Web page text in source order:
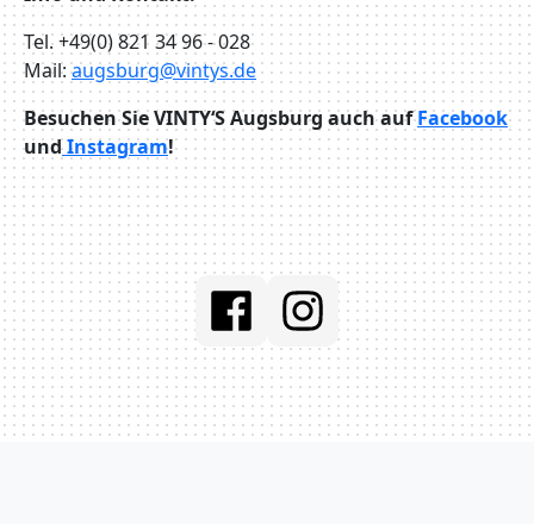
Tel. +49(0) 821 34 96 - 028
Mail:augsburg@vintys.de
Besuchen Sie VINTY‘S Augsburg auch aufFacebook
undInstagram!
Social Media